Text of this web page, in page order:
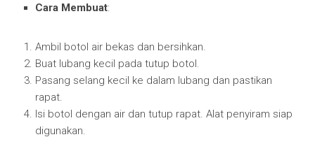
Cara Membuat:
Ambil botol air bekas dan bersihkan.
Buat lubang kecil pada tutup botol.
Pasang selang kecil ke dalam lubang dan pastikan
rapat.
Isi botol dengan air dan tutup rapat. Alat penyiram siap
digunakan.